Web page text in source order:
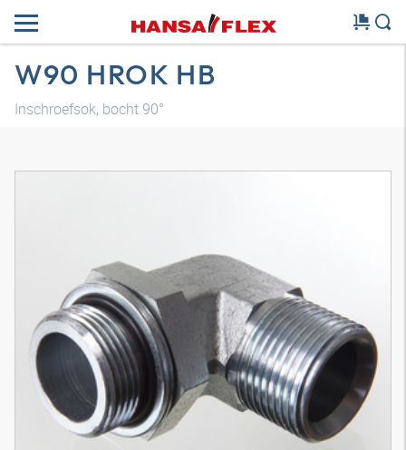
W90 HROK HB
Inschroefsok, bocht 90°
3D-model